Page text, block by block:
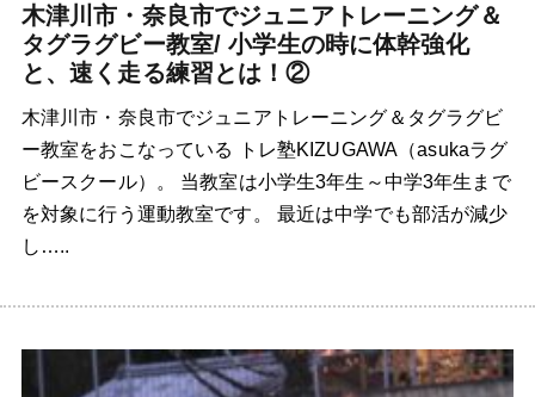
木津川市・奈良市でジュニアトレーニング＆
タグラグビー教室/ 小学生の時に体幹強化
と、速く走る練習とは！②
木津川市・奈良市でジュニアトレーニング＆タグラグビ
ー教室をおこなっている トレ塾KIZUGAWA（asukaラグ
ビースクール）。 当教室は小学生3年生～中学3年生まで
を対象に行う運動教室です。 最近は中学でも部活が減少
し…..